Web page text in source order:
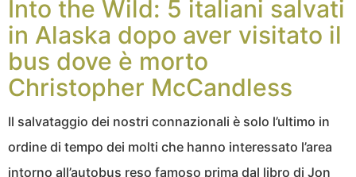
Into the Wild: 5 italiani salvati
in Alaska dopo aver visitato il
bus dove è morto
Christopher McCandless
Il salvataggio dei nostri connazionali è solo l’ultimo in
ordine di tempo dei molti che hanno interessato l’area
intorno all’autobus reso famoso prima dal libro di Jon